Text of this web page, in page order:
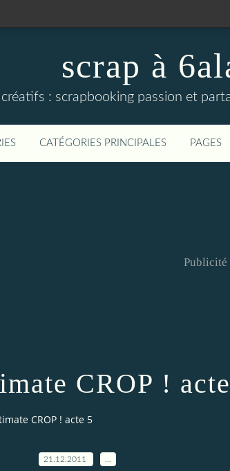
scrap à
créatifs : scrapbooking passion et
CATÉGORIES PRINCIPALES PAGES
Publicité
CROP !
CROP ! acte 5
21.12.2011